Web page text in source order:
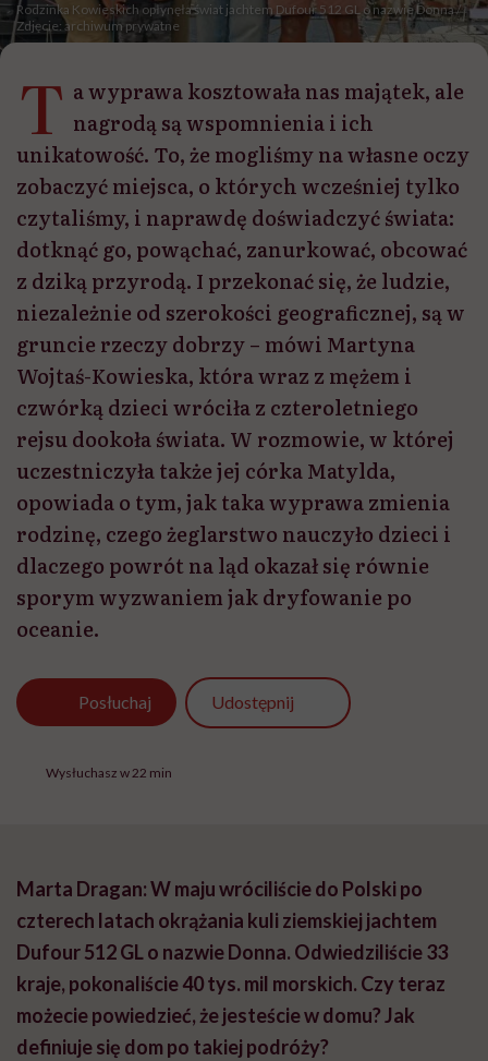
Rodzinka Kowieskich opłynęła świat jachtem Dufour 512 GL o nazwie Donna /
Zdjęcie: archiwum prywatne
T a wyprawa kosztowała nas majątek, ale
nagrodą są wspomnienia i ich
unikatowość. To, że mogliśmy na własne oczy
zobaczyć miejsca, o których wcześniej tylko
czytaliśmy, i naprawdę doświadczyć świata:
dotknąć go, powąchać, zanurkować, obcować
z dziką przyrodą. I przekonać się, że ludzie,
niezależnie od szerokości geograficznej, są w
gruncie rzeczy dobrzy – mówi Martyna
Wojtaś-Kowieska, która wraz z mężem i
czwórką dzieci wróciła z czteroletniego
rejsu dookoła świata. W rozmowie, w której
uczestniczyła także jej córka Matylda,
opowiada o tym, jak taka wyprawa zmienia
rodzinę, czego żeglarstwo nauczyło dzieci i
dlaczego powrót na ląd okazał się równie
sporym wyzwaniem jak dryfowanie po
oceanie.
Posłuchaj Udostępnij
Wysłuchasz w 22 min
Marta Dragan: W maju wróciliście do Polski po
czterech latach okrążania kuli ziemskiej jachtem
Dufour 512 GL o nazwie Donna. Odwiedziliście 33
kraje, pokonaliście 40 tys. mil morskich. Czy teraz
możecie powiedzieć, że jesteście w domu? Jak
definiuje się dom po takiej podróży?